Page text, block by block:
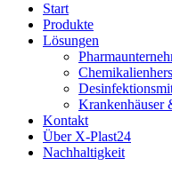
Start
Produkte
Lösungen
Krankenhäuser
Kontakt
Über X-Plast24
Nachhaltigkeit